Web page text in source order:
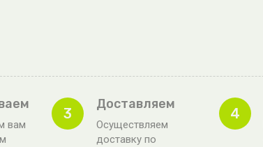
вам
3
Доставляем
Осуществляем
доставку по
4